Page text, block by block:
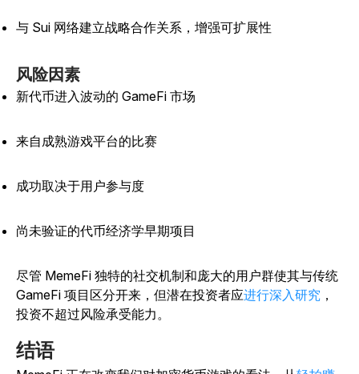
与 Sui 网络建立战略合作关系，增强可扩展性
风险因素
新代币进入波动的 GameFi 市场
来自成熟游戏平台的比赛
成功取决于用户参与度
尚未验证的代币经济学早期项目
尽管 MemeFi 独特的社交机制和庞大的用户群使其与传统
GameFi 项目区分开来，但潜在投资者应进行深入研究 ，
投资不超过风险承受能力。
结语